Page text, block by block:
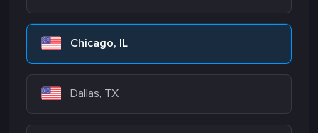
Chicago, IL
Dallas, TX